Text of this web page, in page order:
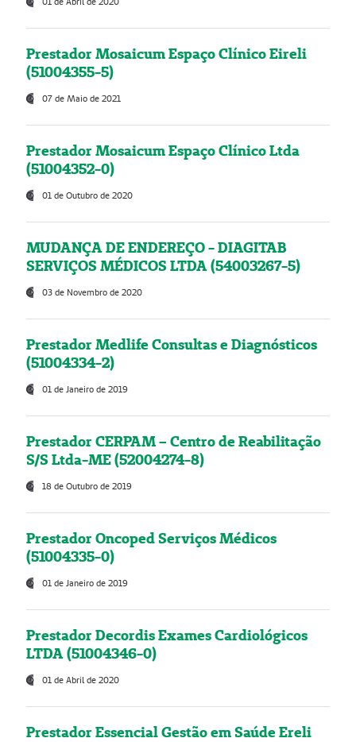
Prestador Mosaicum Espaço Clínico Eireli
(51004355-5)
07 de Maio de 2021
Prestador Mosaicum Espaço Clínico Ltda
(51004352-0)
01 de Outubro de 2020
MUDANÇA DE ENDEREÇO - DIAGITAB
SERVIÇOS MÉDICOS LTDA (54003267-5)
03 de Novembro de 2020
Prestador Medlife Consultas e Diagnósticos
(51004334-2)
01 de Janeiro de 2019
Prestador CERPAM – Centro de Reabilitação
S/S Ltda-ME (52004274-8)
18 de Outubro de 2019
Prestador Oncoped Serviços Médicos
(51004335-0)
01 de Janeiro de 2019
Prestador Decordis Exames Cardiológicos
LTDA (51004346-0)
01 de Abril de 2020
Prestador Essencial Gestão em Saúde Ereli